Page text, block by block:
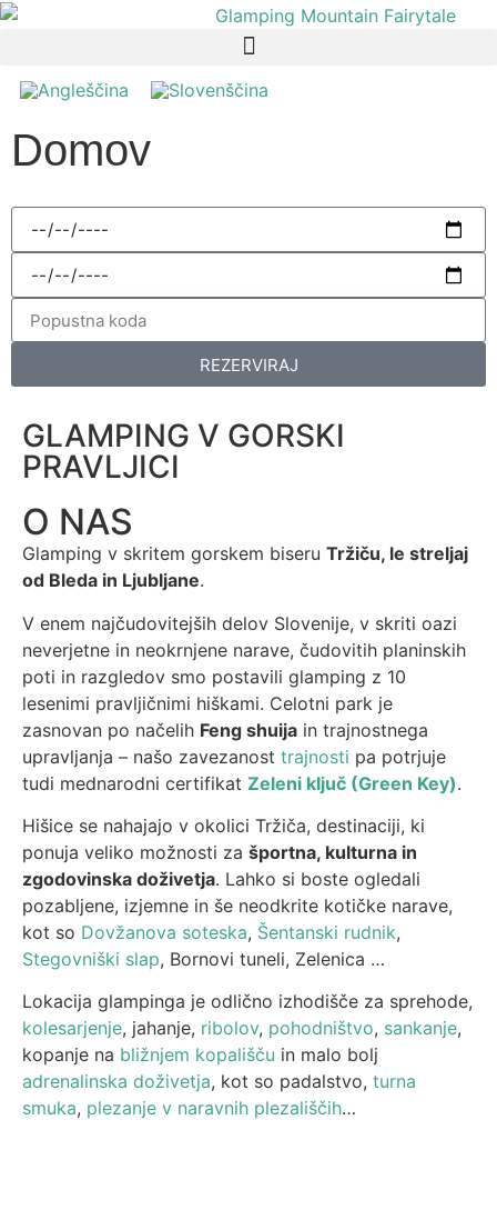
Domov
REZERVIRAJ
GLAMPING V GORSKI
PRAVLJICI
O NAS
Glamping v skritem gorskem biseru Tržiču, le streljaj
od Bleda in Ljubljane.
V enem najčudovitejših delov Slovenije, v skriti oazi
neverjetne in neokrnjene narave, čudovitih planinskih
poti in razgledov smo postavili glamping z 10
lesenimi pravljičnimi hiškami. Celotni park je
zasnovan po načelih Feng shuija in trajnostnega
upravljanja – našo zavezanost trajnosti pa potrjuje
tudi mednarodni certifikat Zeleni ključ (Green Key).
Hišice se nahajajo v okolici Tržiča, destinaciji, ki
ponuja veliko možnosti za športna, kulturna in
zgodovinska doživetja. Lahko si boste ogledali
pozabljene, izjemne in še neodkrite kotičke narave,
kot so Dovžanova soteska, Šentanski rudnik,
Stegovniški slap, Bornovi tuneli, Zelenica …
Lokacija glampinga je odlično izhodišče za sprehode,
kolesarjenje, jahanje, ribolov, pohodništvo, sankanje,
kopanje na bližnjem kopališču in malo bolj
adrenalinska doživetja, kot so padalstvo, turna
smuka, plezanje v naravnih plezališčih…